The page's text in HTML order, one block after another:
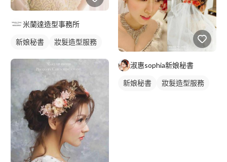
米蘭達造型事務所
新娘秘書 妝髮造型服務
淑惠sophia新娘秘書
新娘秘書
妝髮造型服務